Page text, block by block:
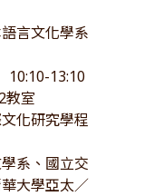
言文化學系
10:10-13:10
教室
化研究學程
系、國立交
大學亞太／